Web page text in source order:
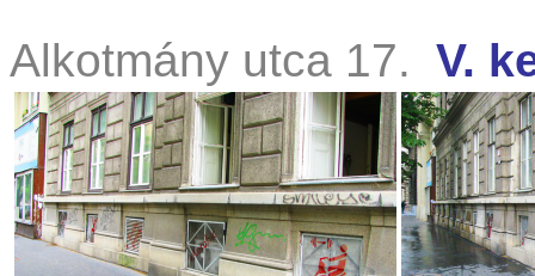
Alkotmány utca 17. V.